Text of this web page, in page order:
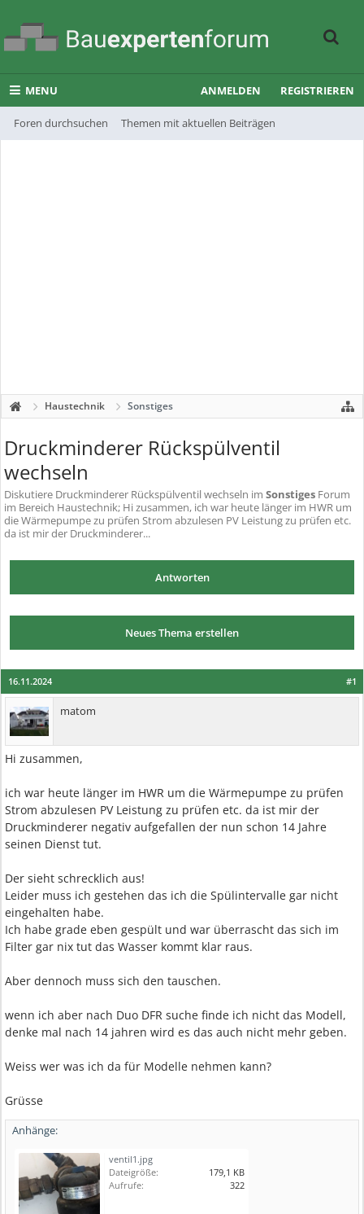
MENU
Foren durchsuchen Themen mit aktuellen Beiträgen
ANMELDEN REGISTRIEREN
Haustechnik Sonstiges
Druckminderer Rückspülventil
wechseln
Diskutiere Druckminderer Rückspülventil wechseln im Sonstiges Forum
im Bereich Haustechnik; Hi zusammen, ich war heute länger im HWR um
die Wärmepumpe zu prüfen Strom abzulesen PV Leistung zu prüfen etc.
da ist mir der Druckminderer...
Antworten
Neues Thema erstellen
#1
16.11.2024
matom
Hi zusammen,
ich war heute länger im HWR um die Wärmepumpe zu prüfen
Strom abzulesen PV Leistung zu prüfen etc. da ist mir der
Druckminderer negativ aufgefallen der nun schon 14 Jahre
seinen Dienst tut.
Der sieht schrecklich aus!
Leider muss ich gestehen das ich die Spülintervalle gar nicht
eingehalten habe.
Ich habe grade eben gespült und war überrascht das sich im
Filter gar nix tut das Wasser kommt klar raus.
Aber dennoch muss sich den tauschen.
wenn ich aber nach Duo DFR suche finde ich nicht das Modell,
denke mal nach 14 jahren wird es das auch nicht mehr geben.
Weiss wer was ich da für Modelle nehmen kann?
Grüsse
Anhänge:
ventil1.jpg
Dateigröße:
179,1 KB
Aufrufe:
322